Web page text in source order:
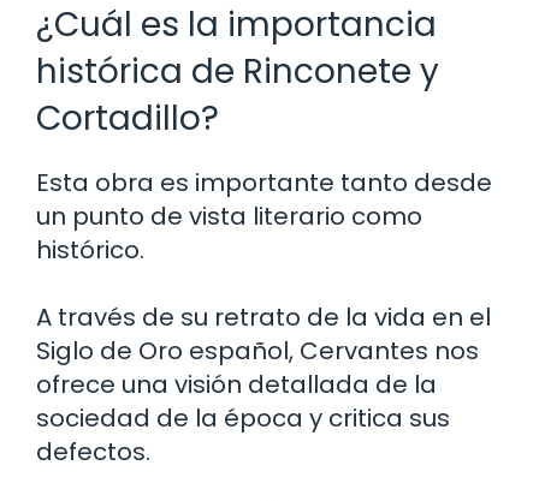
¿Cuál es la importancia
histórica de Rinconete y
Cortadillo?
Esta obra es importante tanto desde
un punto de vista literario como
histórico.
A través de su retrato de la vida en el
Siglo de Oro español, Cervantes nos
ofrece una visión detallada de la
sociedad de la época y critica sus
defectos.